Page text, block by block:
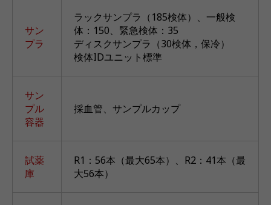
サン
プラ
ラックサンプラ（185検体）、一般検
体：150、緊急検体：35
ディスクサンプラ（30検体，保冷）
検体IDユニット標準
サン
プル
容器
採血管、サンプルカップ
試薬
庫
R1：56本（最大65本）、R2：41本（最
大56本）